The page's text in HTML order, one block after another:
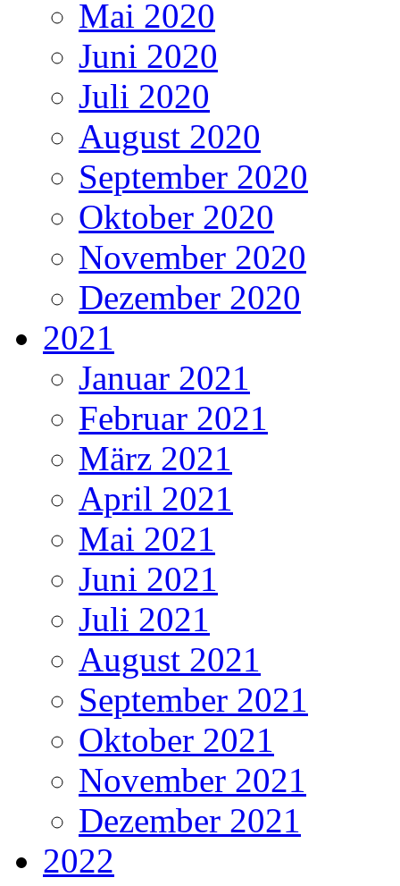
Mai 2020
Juni 2020
Juli 2020
August 2020
September 2020
Oktober 2020
November 2020
Dezember 2020
2021
Januar 2021
Februar 2021
März 2021
April 2021
Mai 2021
Juni 2021
Juli 2021
August 2021
September 2021
Oktober 2021
November 2021
Dezember 2021
2022